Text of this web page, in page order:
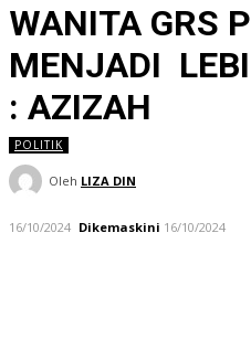
WANITA GRS
MENJADI
: AZIZAH
POLITIK
Oleh LIZA DIN
16/10/2024 Dikemaskini 16/10/2024